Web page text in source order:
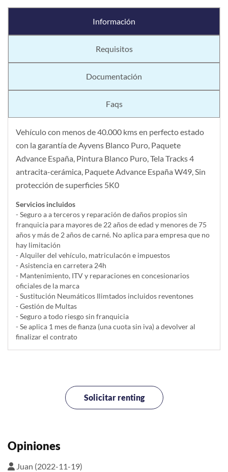
Información
Requisitos
Documentación
Faqs
Vehículo con menos de 40.000 kms en perfecto estado
con la garantía de Ayvens Blanco Puro, Paquete
Advance España, Pintura Blanco Puro, Tela Tracks 4
antracita-cerámica, Paquete Advance España W49, Sin
protección de superficies 5K0
Servicios incluidos
- Seguro a a terceros y reparación de daños propios sin
franquicia para mayores de 22 años de edad y menores de 75
años y más de 2 años de carné. No aplica para empresa que no
hay limitación
- Alquiler del vehí­culo, matriculacón e impuestos
- Asistencia en carretera 24h
- Mantenimiento, ITV y reparaciones en concesionarios
oficiales de la marca
- Sustitución Neumáticos Ilimtados incluidos reventones
- Gestión de Multas
- Seguro a todo riesgo sin franquicia
- Se aplica 1 mes de fianza (una cuota sin iva) a devolver al
finalizar el contrato
Solicitar renting
Opiniones
Juan (2022-11-19)